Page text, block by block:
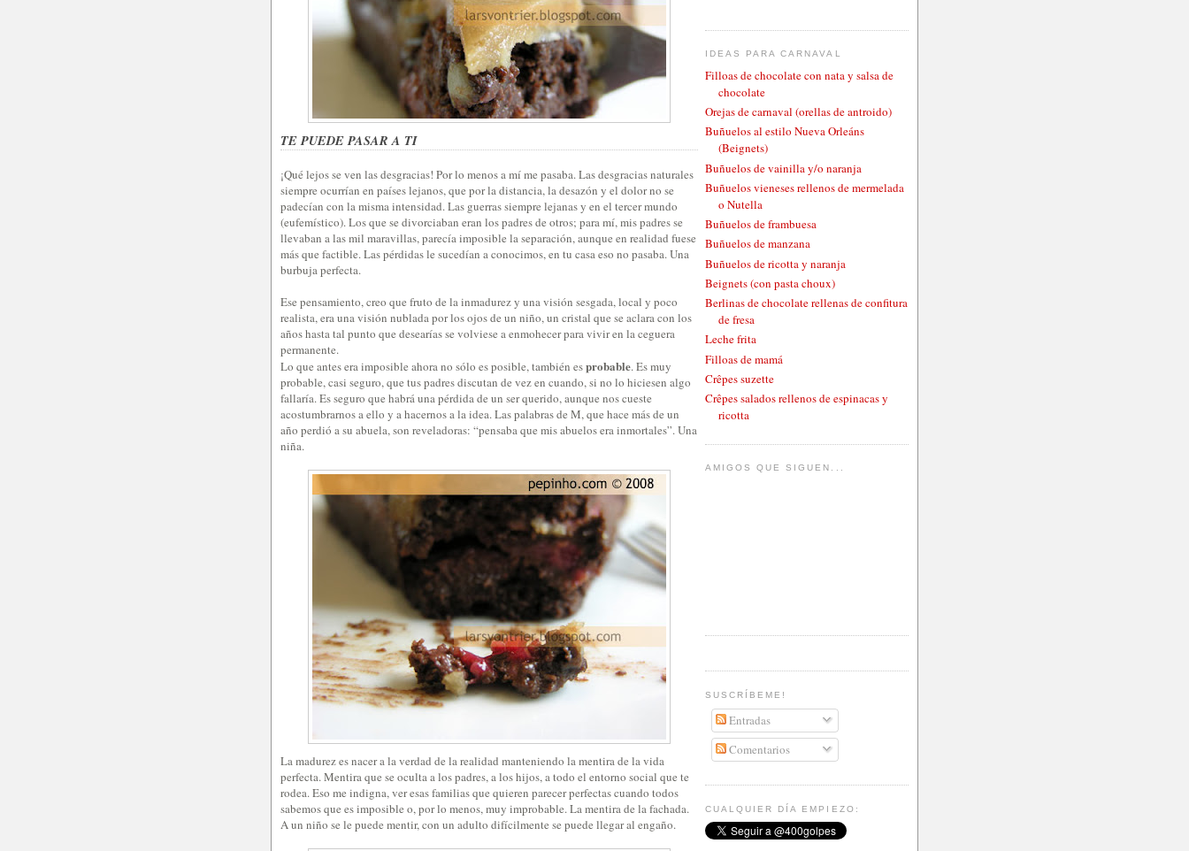
TE PUEDE PASAR A TI
¡Qué lejos se ven las desgracias! Por lo menos a mí me pasaba. Las desgracias naturales
siempre ocurrían en países lejanos, que por la distancia, la desazón y el dolor no se
padecían con la misma intensidad. Las guerras siempre lejanas y en el tercer mundo
(eufemístico). Los que se divorciaban eran los padres de otros; para mí, mis padres se
llevaban a las mil maravillas, parecía imposible la separación, aunque en realidad fuese
más que factible. Las pérdidas le sucedían a conocimos, en tu casa eso no pasaba. Una
burbuja perfecta.
Ese pensamiento, creo que fruto de la inmadurez y una visión sesgada, local y poco
realista, era una visión nublada por los ojos de un niño, un cristal que se aclara con los
años hasta tal punto que desearías se volviese a enmohecer para vivir en la ceguera
permanente.
Lo que antes era imposible ahora no sólo es posible, también esprobable. Es muy
probable, casi seguro, que tus padres discutan de vez en cuando, si no lo hiciesen algo
fallaría. Es seguro que habrá una pérdida de un ser querido, aunque nos cueste
acostumbrarnos a ello y a hacernos a la idea. Las palabras de M, que hace más de un
año perdió a su abuela, son reveladoras: “pensaba que mis abuelos era inmortales”. Una
niña.
La madurez es nacer a la verdad de la realidad manteniendo la mentira de la vida
perfecta. Mentira que se oculta a los padres, a los hijos, a todo el entorno social que te
rodea. Eso me indigna, ver esas familias que quieren parecer perfectas cuando todos
sabemos que es imposible o, por lo menos, muy improbable. La mentira de la fachada.
A un niño se le puede mentir, con un adulto difícilmente se puede llegar al engaño.
IDEAS PARA CARNAVAL
Filloas de chocolate con nata y salsa de
chocolate
Orejas de carnaval (orellas de antroido)
Buñuelos al estilo Nueva Orleáns
(Beignets)
Buñuelos de vainilla y/o naranja
Buñuelos vieneses rellenos de mermelada
o Nutella
Buñuelos de frambuesa
Buñuelos de manzana
Buñuelos de ricotta y naranja
Beignets (con pasta choux)
Berlinas de chocolate rellenas de confitura
de fresa
Leche frita
Filloas de mamá
Crêpes suzette
Crêpes salados rellenos de espinacas y
ricotta
AMIGOS QUE SIGUEN...
SUSCRÍBEME!
Entradas
Comentarios
CUALQUIER DÍA EMPIEZO: